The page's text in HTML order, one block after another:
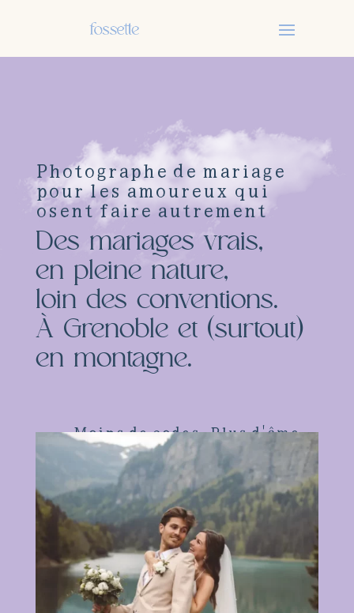
Photographe de mariage
pour les amoureux qui
osent faire autrement
Des mariages vrais,
en pleine nature,
loin des conventions.
À Grenoble et (surtout)
en montagne.
Moins de codes. Plus d'âme.